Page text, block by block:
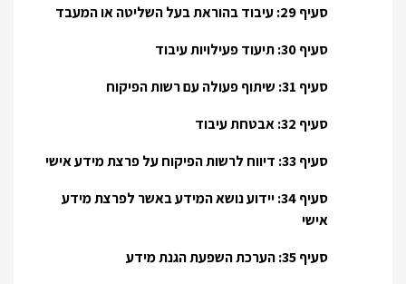
סעיף 29: עיבוד בהוראת בעל השליטה או המעבד
סעיף 30: תיעוד פעילויות עיבוד
סעיף 31: שיתוף פעולה עם רשות הפיקוח
סעיף 32: אבטחת עיבוד
סעיף 33: דיווח לרשות הפיקוח על פרצת מידע אישי
סעיף 34: יידוע נושא המידע באשר לפרצת מידע
אישי
סעיף 35: הערכת השפעת הגנת מידע